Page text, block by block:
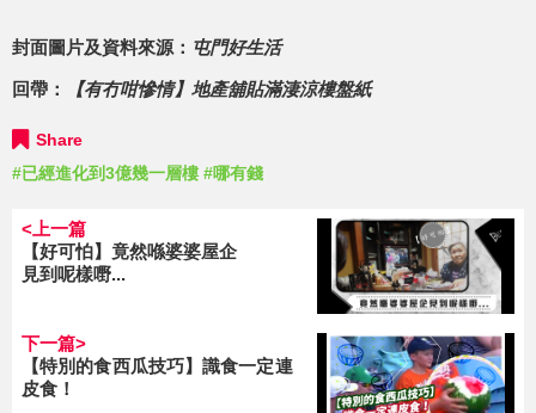
封面圖片及資料來源： 屯門好生活
回帶： 【有冇咁慘情】地產舖貼滿淒涼樓盤紙
Share
#已經進化到3億幾一層樓 #哪有錢
<上一篇
【好可怕】竟然喺婆婆屋企
見到呢樣嘢...
下一篇>
【特別的食西瓜技巧】識食一定連
皮食！